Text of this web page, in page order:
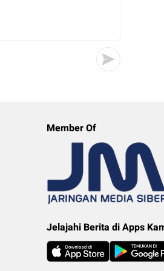
Member Of
Jelajahi Berita di Apps